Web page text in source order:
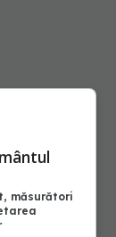
măsurători